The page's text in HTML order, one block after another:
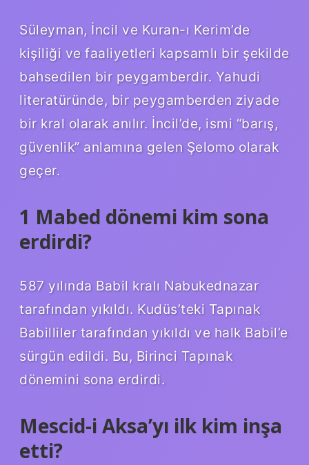
Süleyman, İncil ve Kuran-ı Kerim’de
kişiliği ve faaliyetleri kapsamlı bir şekilde
bahsedilen bir peygamberdir. Yahudi
literatüründe, bir peygamberden ziyade
bir kral olarak anılır. İncil’de, ismi “barış,
güvenlik” anlamına gelen Şelomo olarak
geçer.
1 Mabed dönemi kim sona
erdirdi?
587 yılında Babil kralı Nabukednazar
tarafından yıkıldı. Kudüs’teki Tapınak
Babilliler tarafından yıkıldı ve halk Babil’e
sürgün edildi. Bu, Birinci Tapınak
dönemini sona erdirdi.
Mescid-i Aksa’yı ilk kim inşa
etti?